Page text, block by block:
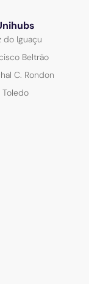
do Iguaçu
Beltrão
C. Rondon
Toledo